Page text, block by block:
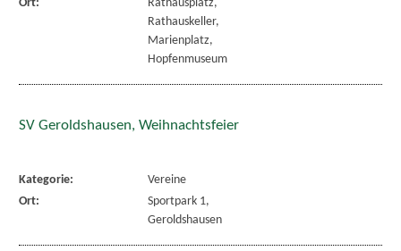
Ort:
Rathausplatz,
Rathauskeller,
Marienplatz,
Hopfenmuseum
SV Geroldshausen, Weihnachtsfeier
Kategorie:
Vereine
Ort:
Sportpark 1,
Geroldshausen